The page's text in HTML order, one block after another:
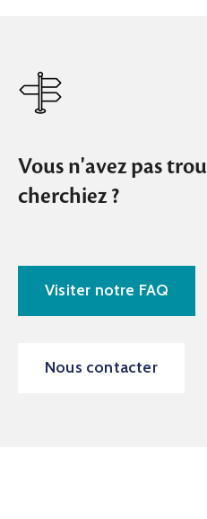
Vous n'avez pas
cherchiez ?
Visiter notre FAQ
Nous contacter